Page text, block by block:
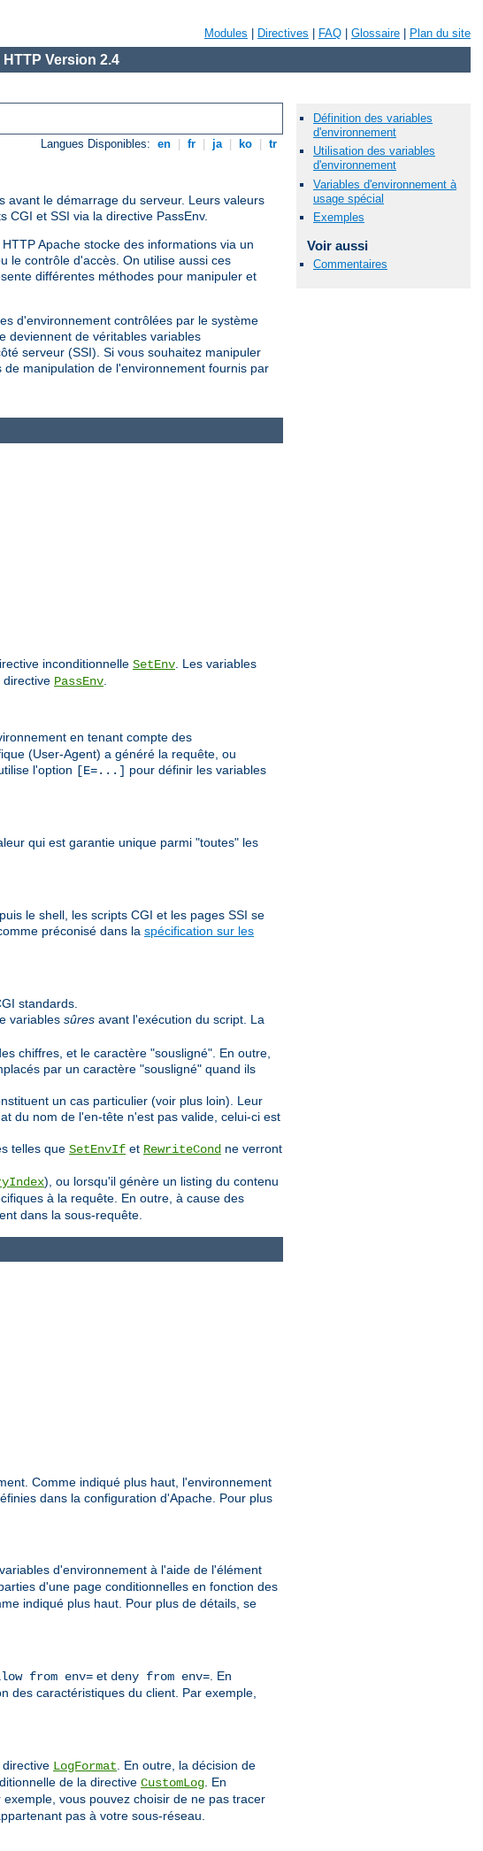
Modules Directives FAQ Glossaire Plan du site
Version 2.4
Langues Disponibles: en fr ja ko tr
avant le démarrage du serveur. Leurs valeurs
CGI et SSI via la directive PassEnv.
Apache stocke des informations via un
le contrôle d'accès. On utilise aussi ces
différentes méthodes pour manipuler et
d'environnement contrôlées par le système
deviennent de véritables variables
serveur (SSI). Si vous souhaitez manipuler
manipulation de l'environnement fournis par
Définition des variables
d'environnement
Utilisation des variables
d'environnement
Variables d'environnement à
usage spécial
Exemples
Voir aussi
Commentaires
inconditionnelle SetEnv . Les variables
directive PassEnv
en tenant compte des
(User-Agent) a généré la requête, ou
l'option [E=...] pour définir les variables
qui est garantie unique parmi "toutes" les
le shell, les scripts CGI et les pages SSI se
préconisé dans la spécification sur les
standards.
variables sûres avant l'exécution du script. La
chiffres, et le caractère "sousligné". En outre,
par un caractère "sousligné" quand ils
un cas particulier (voir plus loin). Leur
du nom de l'en-tête n'est pas valide, celui-ci est
telles que SetEnvIf et RewriteCond ne verront
), ou lorsqu'il génère un listing du contenu
à la requête. En outre, à cause des
dans la sous-requête.
Comme indiqué plus haut, l'environnement
dans la configuration d'Apache. Pour plus
d'environnement à l'aide de l'élément
d'une page conditionnelles en fonction des
indiqué plus haut. Pour plus de détails, se
from env= et deny from env= . En
des caractéristiques du client. Par exemple,
LogFormat . En outre, la décision de
de la directive CustomLog . En
vous pouvez choisir de ne pas tracer
pas à votre sous-réseau.